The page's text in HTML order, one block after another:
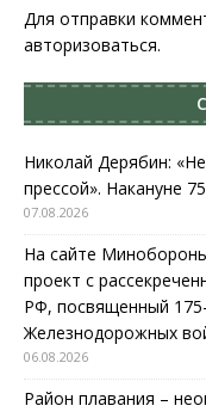
Для отправки
авторизоваться.
Николай Дерябин:
прессой». Накануне
07.08.2026
На сайте
проект с
РФ, посвященный
Железнодорожных
06.08.2026
Район плавания –